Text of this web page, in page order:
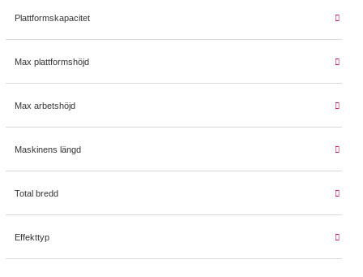
Plattformskapacitet
Max plattformshöjd
Max arbetshöjd
Maskinens längd
Total bredd
Effekttyp